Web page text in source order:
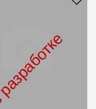
в разработке